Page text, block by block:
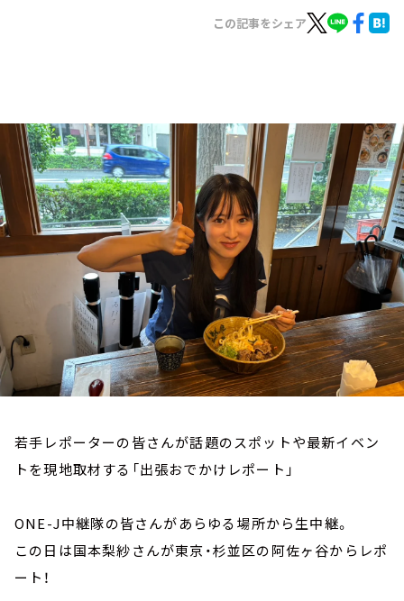
お知らせ
イベント・グッズ
YouTube
会社情報
この記事をシェア
若手レポーターの皆さんが話題のスポットや最新イベン
トを現地取材する「出張おでかけレポート」
ONE-J中継隊の皆さんがあらゆる場所から生中継。
この日は国本梨紗さんが東京・杉並区の阿佐ヶ谷からレポ
ート！